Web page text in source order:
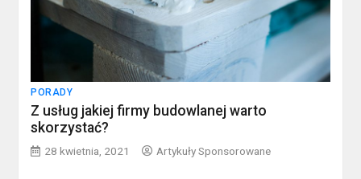
PORADY
Z usług jakiej firmy budowlanej warto
skorzystać?
28 kwietnia, 2021 Artykuły Sponsorowane